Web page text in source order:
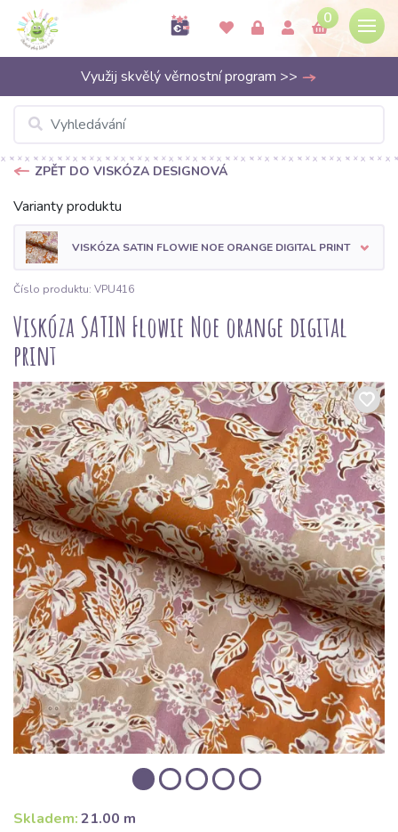
0
Využij skvělý věrnostní program >>
ZPĚT DO VISKÓZA DESIGNOVÁ
Varianty produktu
VISKÓZA SATIN FLOWIE NOE ORANGE DIGITAL PRINT
Číslo produktu: VPU416
Viskóza SATIN Flowie Noe orange digital
print
Skladem:21.00 m